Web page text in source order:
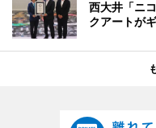
西大井「ニ
クアートが